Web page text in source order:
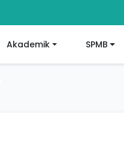
Akademik SPMB